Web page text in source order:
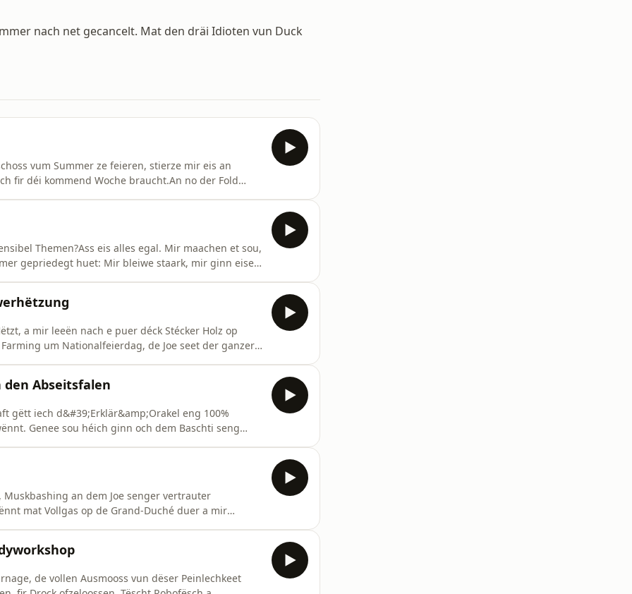
nach net gecancelt. Mat den dräi Idioten vun Duck
vum Summer ze feieren, stierze mir eis an
fir déi kommend Woche braucht.An no der Fold
Themen?Ass eis alles egal. Mir maachen et sou,
gepriedegt huet: Mir bleiwe staark, mir ginn eise
a mir leeën nach e puer déck Stécker Holz op
um Nationalfeierdag, de Joe seet der ganzer
den Abseitsfalen
gëtt iech d&#39;Erklär&amp;Orakel eng 100%
Genee sou héich ginn och dem Baschti seng
an dem Joe senger vertrauter
mat Vollgas op de Grand-Duché duer a mir
de vollen Ausmooss vun dëser Peinlechkeet